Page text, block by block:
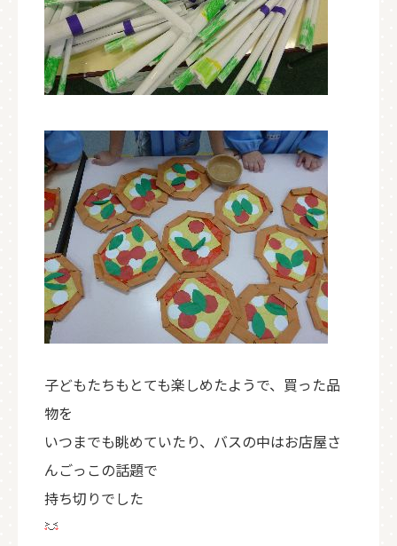
子どもたちもとても楽しめたようで、買った品
物を
いつまでも眺めていたり、バスの中はお店屋さ
んごっこの話題で
持ち切りでした